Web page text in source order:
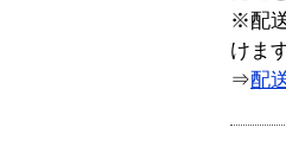
※配
けま
⇒配